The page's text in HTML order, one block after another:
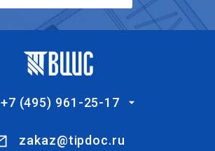
+7 (495) 961-25-17
zakaz@tipdoc.ru